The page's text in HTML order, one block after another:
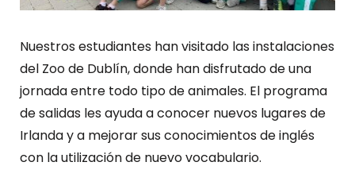
Nuestros estudiantes han visitado las instalaciones
del Zoo de Dublín, donde han disfrutado de una
jornada entre todo tipo de animales. El programa
de salidas les ayuda a conocer nuevos lugares de
Irlanda y a mejorar sus conocimientos de inglés
con la utilización de nuevo vocabulario.